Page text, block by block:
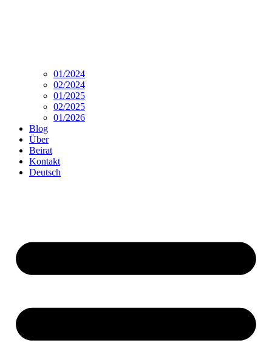
01/2024
02/2024
01/2025
02/2025
01/2026
Blog
Über
Beirat
Kontakt
Deutsch